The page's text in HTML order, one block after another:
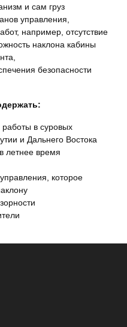
и сам груз
управления,
например, отсутствие
наклона кабины
безопасности
в суровых
и Дальнего Востока
летнее время
которое